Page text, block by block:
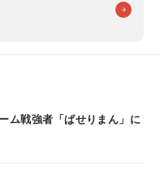
ム戦強者「ぱせりまん」に